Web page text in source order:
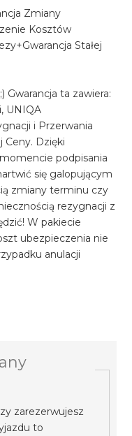
Zmiany
Kosztów
Stałej
Gwarancja ta zawiera:
UNIQA
i Przerwania
Ceny. Dzięki
podpisania
się galopującym
zmiany terminu czy
rezygnacji z
W pakiecie
ubezpieczenia nie
anulacji
zarezerwujesz
to